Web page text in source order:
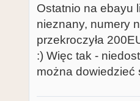
Ostatnio na ebayu
nieznany, numery
przekroczyła
:) Więc tak -
można dowiedzieć